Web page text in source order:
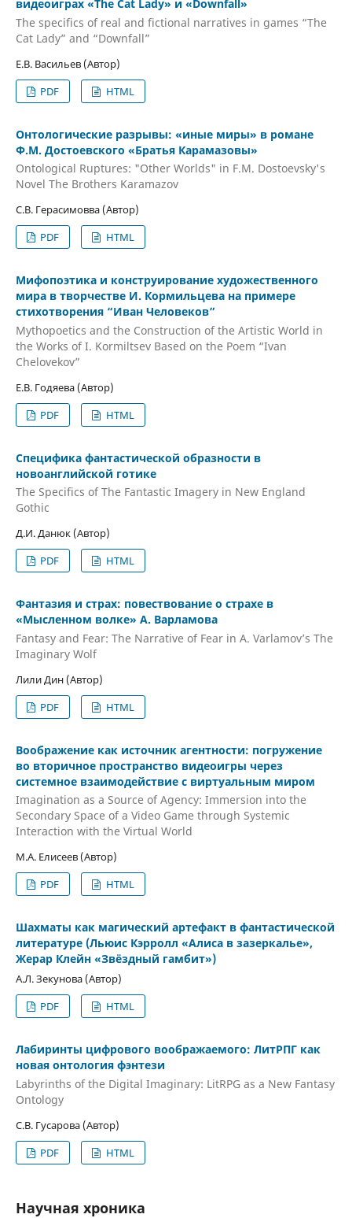
видеоиграх «The Cat Lady» и «Downfall»
The specifics of real and fictional narratives in games “The
Cat Lady” and “Downfall”
Е.В. Васильев (Автор)
PDF
HTML
Онтологические разрывы: «иные миры» в романе
Ф.М. Достоевского «Братья Карамазовы»
Ontological Ruptures: "Other Worlds" in F.M. Dostoevsky's
Novel The Brothers Karamazov
С.В. Герасимовва (Автор)
PDF
HTML
Мифопоэтика и конструирование художественного
мира в творчестве И. Кормильцева на примере
стихотворения “Иван Человеков”
Mythopoetics and the Construction of the Artistic World in
the Works of I. Kormiltsev Based on the Poem “Ivan
Chelovekov”
Е.В. Годяева (Автор)
PDF
HTML
Специфика фантастической образности в
новоанглийской готике
The Specifics of The Fantastic Imagery in New England
Gothic
Д.И. Данюк (Автор)
PDF
HTML
Фантазия и страх: повествование о страхе в
«Мысленном волке» А. Варламова
Fantasy and Fear: The Narrative of Fear in A. Varlamov’s The
Imaginary Wolf
Лили Дин (Автор)
PDF
HTML
Воображение как источник агентности: погружение
во вторичное пространство видеоигры через
системное взаимодействие с виртуальным миром
Imagination as a Source of Agency: Immersion into the
Secondary Space of a Video Game through Systemic
Interaction with the Virtual World
М.А. Елисеев (Автор)
PDF
HTML
Шахматы как магический артефакт в фантастической
литературе (Льюис Кэрролл «Алиса в зазеркалье»,
Жерар Клейн «Звёздный гамбит»)
А.Л. Зекунова (Автор)
PDF
HTML
Лабиринты цифрового воображаемого: ЛитРПГ как
новая онтология фэнтези
Labyrinths of the Digital Imaginary: LitRPG as a New Fantasy
Ontology
С.В. Гусарова (Автор)
PDF
HTML
Научная хроника